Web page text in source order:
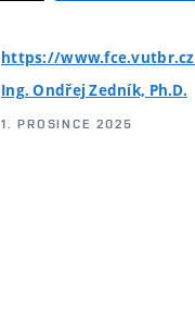
https://
Ing. Ondřej Zedník, Ph.D.
1. PROSINCE 2025